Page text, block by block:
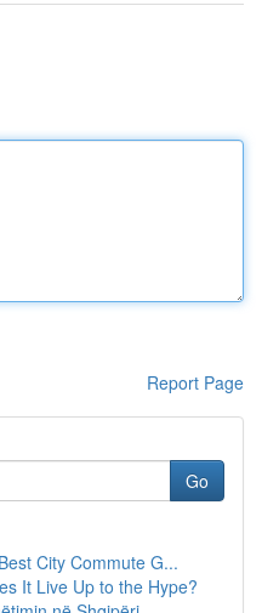
Report Page
Go
City Commute G...
It Live Up to the Hype?